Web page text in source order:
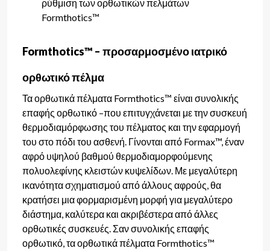
ρύθμιση των ορθωτικών πελμάτων
Formthotics™
Formthotics™ – προσαρμοσμένο ιατρικό
ορθωτικό πέλμα
Τα ορθωτικά πέλματα Formthotics™ είναι συνολικής
επαφής ορθωτικό –που επιτυγχάνεται με την συσκευή
θερμοδιαμόρφωσης του πέλματος και την εφαρμογή
του στο πόδι του ασθενή. Γίνονται από Formax™, έναν
αφρό υψηλού βαθμού θερμοδιαμορφούμενης
πολυολεφίνης κλειστών κυψελίδων. Με μεγαλύτερη
ικανότητα σχηματισμού από άλλους αφρούς, θα
κρατήσει μια φορμαρισμένη μορφή για μεγαλύτερο
διάστημα, καλύτερα και ακριβέστερα από άλλες
ορθωτικές συσκευές. Σαν συνολικής επαφής
ορθωτικό, τα ορθωτικά πέλματα Formthotics™